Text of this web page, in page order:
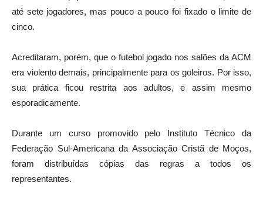
até sete jogadores, mas pouco a pouco foi fixado o limite de
cinco.
Acreditaram, porém, que o futebol jogado nos salões da ACM
era violento demais, principalmente para os goleiros. Por isso,
sua prática ficou restrita aos adultos, e assim mesmo
esporadicamente.
Durante um curso promovido pelo Instituto Técnico da
Federação Sul-Americana da Associação Cristã de Moços,
foram distribuídas cópias das regras a todos os
representantes.